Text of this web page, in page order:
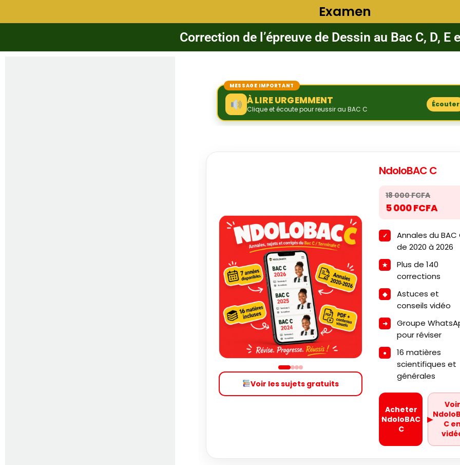
Examen
Correction de l’épreuve de Dessin au Bac C, D, E
MESSAGE IMPORTANT
À LIRE URGEMMENT
Clique et écoute pour reussir au BAC C
Écouter
Voir les sujets gratuits
NdoloBAC C
18 000 FCFA
5 000 FCFA
Annales du BAC
de 2020 à 2026
Plus de 140
corrections
Astuces et
conseils vidéo
Groupe
pour réviser
16 matières
scientifiques et
générales
Acheter
NdoloBAC
C
▶
Voir
C